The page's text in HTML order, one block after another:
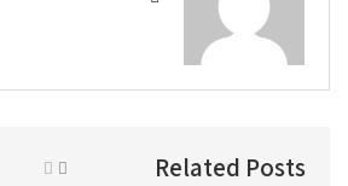
Related Posts